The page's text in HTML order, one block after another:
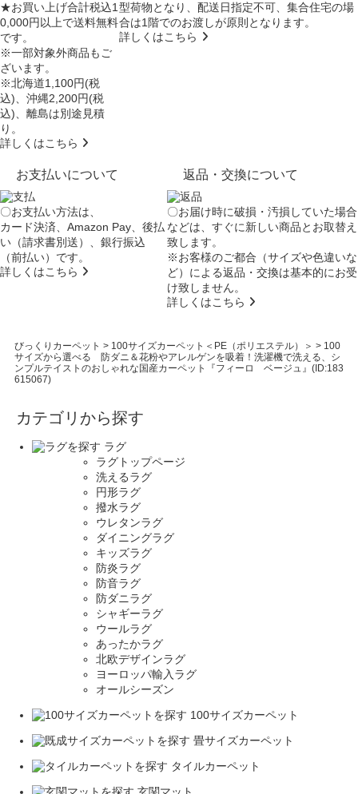
★お買い上げ合計税込1
0,000円以上で送料無料
です。
※一部対象外商品もご
ざいます。
※北海道1,100円(税
込)、沖縄2,200円(税
込)、離島は別途見積
り。
詳しくはこちら
型荷物となり、配送日指定不可、集合住宅の場
合は1階でのお渡しが原則となります。
詳しくはこちら
お支払いについて
〇お支払い方法は、
カード決済、Amazon Pay、後払
い（請求書別送）、銀行振込
（前払い）です。
詳しくはこちら
返品・交換について
〇お届け時に破損・汚損していた場合
などは、すぐに新しい商品とお取替え
致します。
※お客様のご都合（サイズや色違いな
ど）による返品・交換は基本的にお受
け致しません。
詳しくはこちら
びっくりカーペット > 100サイズカーペット＜PE（ポリエステル）＞ > 100
サイズから選べる 防ダニ＆花粉やアレルゲンを吸着！洗濯機で洗える、シ
ンプルテイストのおしゃれな国産カーペット『フィーロ ベージュ』(ID:183
615067)
カテゴリから探す
ラグ
ラグトップページ
洗えるラグ
円形ラグ
撥水ラグ
ウレタンラグ
ダイニングラグ
キッズラグ
防炎ラグ
防音ラグ
防ダニラグ
シャギーラグ
ウールラグ
あったかラグ
北欧デザインラグ
ヨーロッパ輸入ラグ
オールシーズン
100サイズカーペット
畳サイズカーペット
タイルカーペット